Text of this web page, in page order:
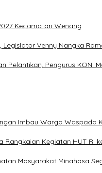
Kecamatan Wenang
Legislator Venny Nangka
Pelantikan, Pengurus KONI
Imbau Warga Waspada
Rangkaian Kegiatan HUT RI
Masyarakat Minahasa